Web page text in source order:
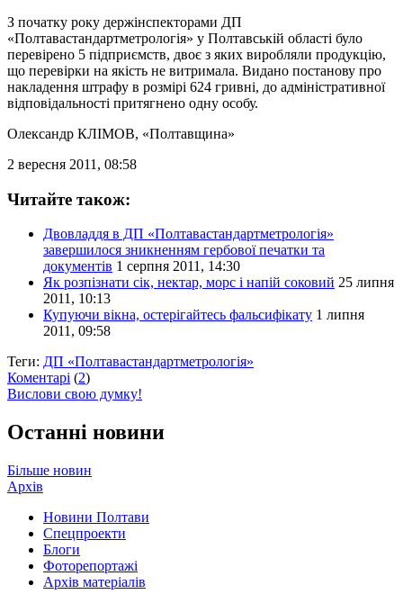
З початку року держінспекторами ДП
«Полтавастандартметрологія» у Полтавській області було
перевірено 5 підприємств, двоє з яких виробляли продукцію,
що перевірки на якість не витримала. Видано постанову про
накладення штрафу в розмірі 624 гривні, до адміністративної
відповідальності притягнено одну особу.
Олександр КЛІМОВ, «Полтавщина»
2 вересня 2011, 08:58
Читайте також:
Двовладдя в ДП «Полтавастандартметрологія»
завершилося зникненням гербової печатки та
документів 1 серпня 2011, 14:30
Як розпізнати сік, нектар, морс і напій соковий 25 липня
2011, 10:13
Купуючи вікна, остерігайтесь фальсифікату 1 липня
2011, 09:58
Теги: ДП «Полтавастандартметрологія»
Коментарі (2)
Вислови свою думку!
Останні новини
Більше новин
Архів
Новини Полтави
Спецпроекти
Блоги
Фоторепортажі
Архів матеріалів